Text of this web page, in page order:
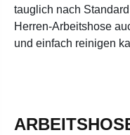
tauglich nach
Herren-Arbeitshose
und einfach reinigen